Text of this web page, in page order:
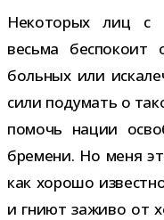
Некоторых лиц с
весьма бес­по­коит
боль­ных или
сили поду­мать о
помочь нации
бре­мени. Но меня
как хорошо
и гниют заживо от